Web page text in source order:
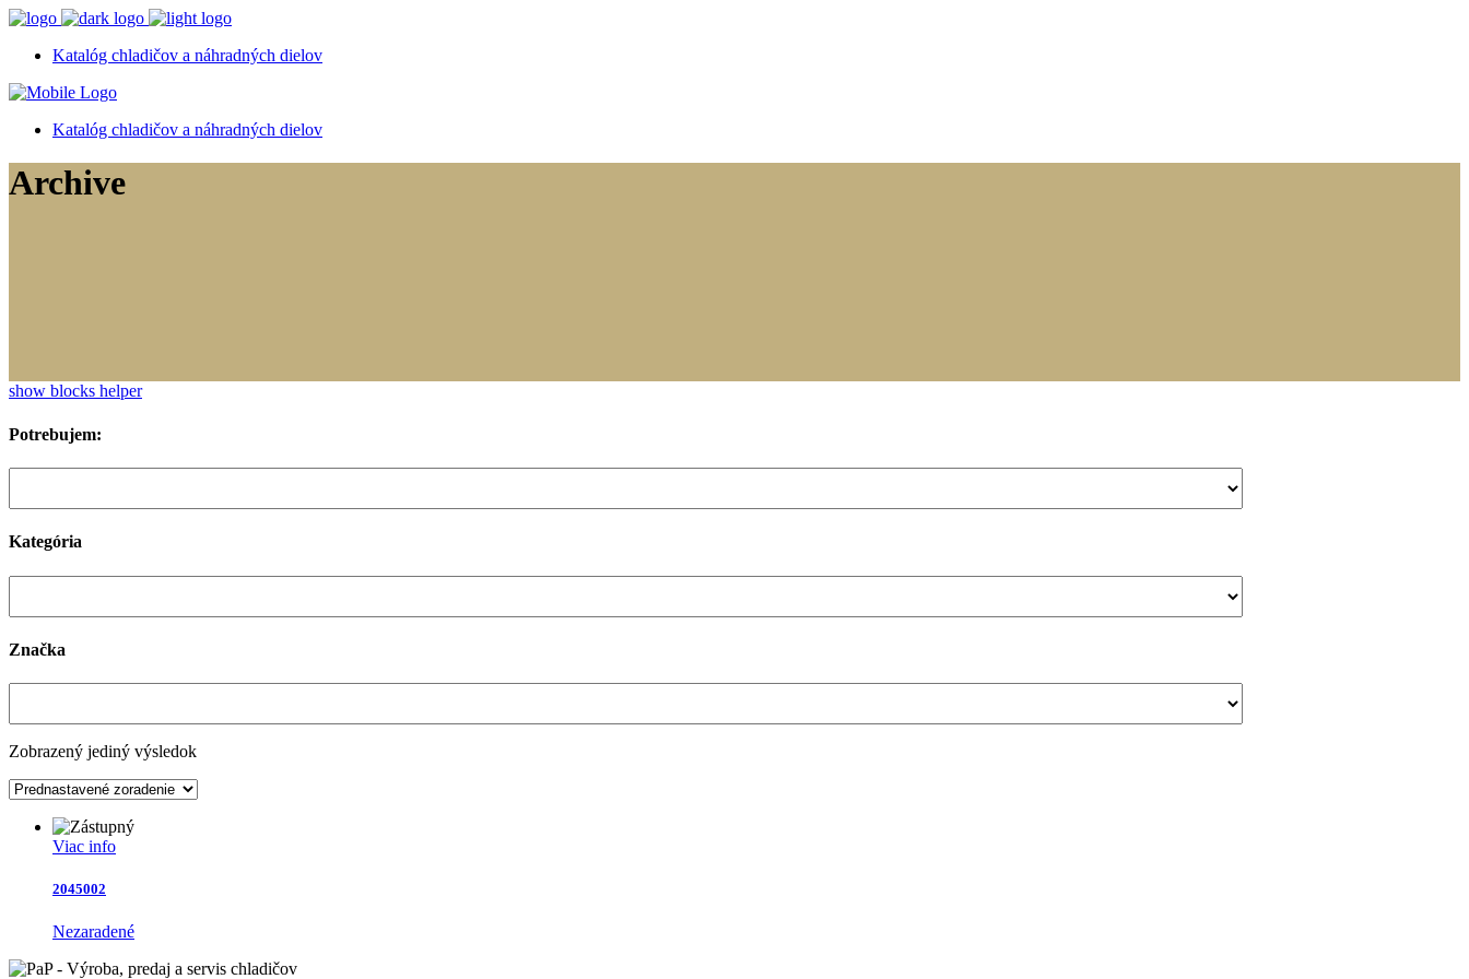
Katalóg chladičov a náhradných dielov
Katalóg chladičov a náhradných dielov
Archive
show blocks helper
Potrebujem:
Kategória
Značka
Zobrazený jediný výsledok
Viac info
2045002
Nezaradené